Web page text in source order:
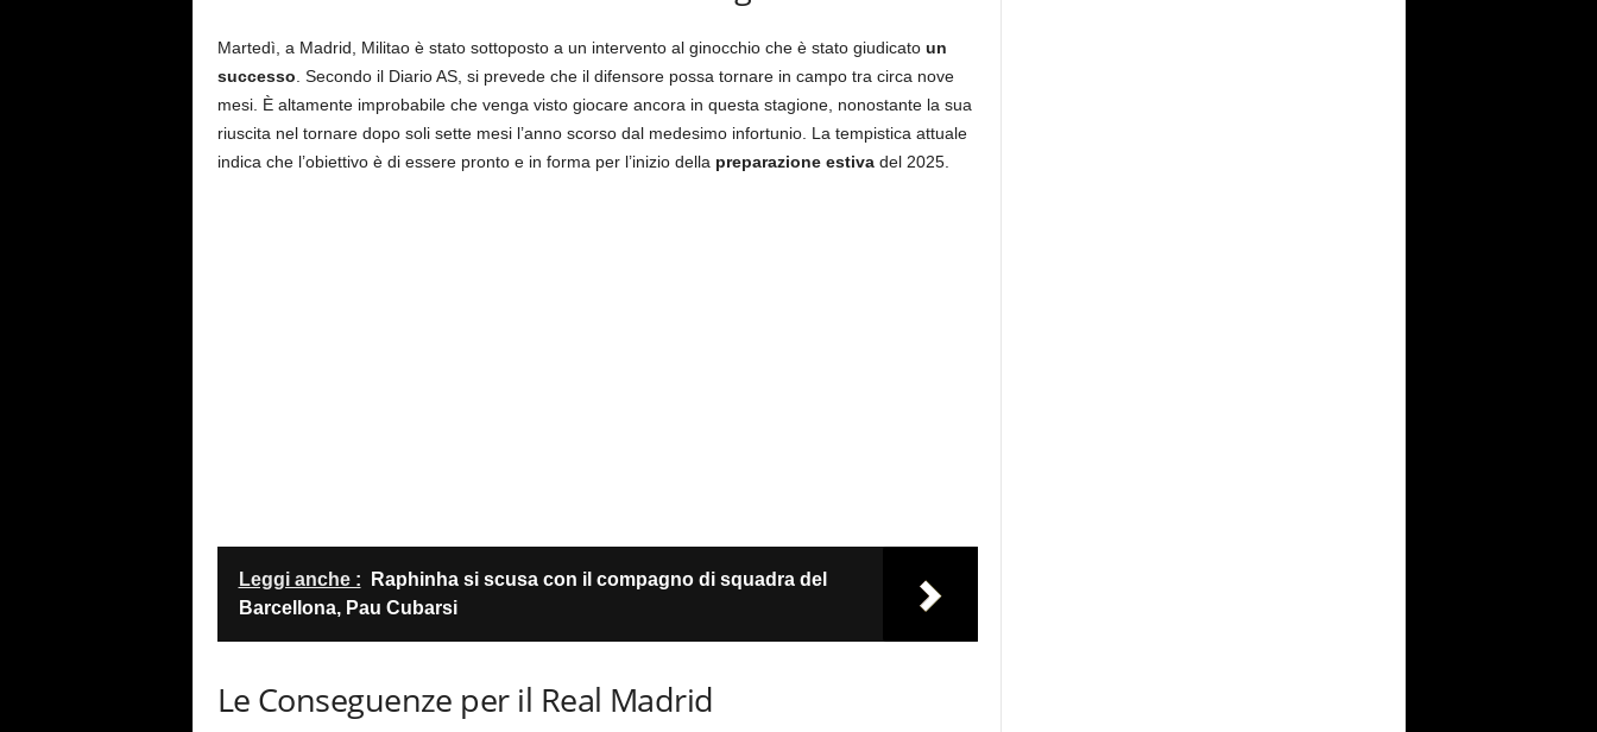
Martedì, a Madrid, Militao è stato sottoposto a un intervento al ginocchio che è stato giudicato un
successo . Secondo il Diario AS, si prevede che il difensore possa tornare in campo tra circa nove
mesi. È altamente improbabile che venga visto giocare ancora in questa stagione, nonostante la sua
riuscita nel tornare dopo soli sette mesi l’anno scorso dal medesimo infortunio. La tempistica attuale
indica che l’obiettivo è di essere pronto e in forma per l’inizio della preparazione estivadel 2025.
Leggi anche :
Raphinha si scusa con il compagno di squadra del
Barcellona, Pau Cubarsi
Le Conseguenze per il Real Madrid